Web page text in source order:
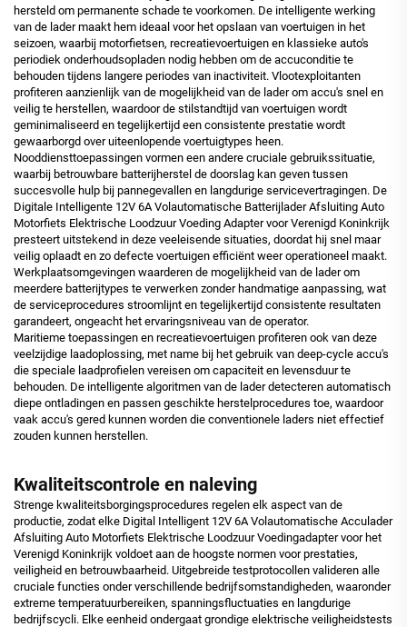
hersteld om permanente schade te voorkomen. De intelligente werking
van de lader maakt hem ideaal voor het opslaan van voertuigen in het
seizoen, waarbij motorfietsen, recreatievoertuigen en klassieke auto's
periodiek onderhoudsopladen nodig hebben om de accuconditie te
behouden tijdens langere periodes van inactiviteit. Vlootexploitanten
profiteren aanzienlijk van de mogelijkheid van de lader om accu's snel en
veilig te herstellen, waardoor de stilstandtijd van voertuigen wordt
geminimaliseerd en tegelijkertijd een consistente prestatie wordt
gewaarborgd over uiteenlopende voertuigtypes heen.
Nooddiensttoepassingen vormen een andere cruciale gebruikssituatie,
waarbij betrouwbare batterijherstel de doorslag kan geven tussen
succesvolle hulp bij pannegevallen en langdurige servicevertragingen. De
Digitale Intelligente 12V 6A Volautomatische Batterijlader Afsluiting Auto
Motorfiets Elektrische Loodzuur Voeding Adapter voor Verenigd Koninkrijk
presteert uitstekend in deze veeleisende situaties, doordat hij snel maar
veilig oplaadt en zo defecte voertuigen efficiënt weer operationeel maakt.
Werkplaatsomgevingen waarderen de mogelijkheid van de lader om
meerdere batterijtypes te verwerken zonder handmatige aanpassing, wat
de serviceprocedures stroomlijnt en tegelijkertijd consistente resultaten
garandeert, ongeacht het ervaringsniveau van de operator.
Maritieme toepassingen en recreatievoertuigen profiteren ook van deze
veelzijdige laadoplossing, met name bij het gebruik van deep-cycle accu's
die speciale laadprofielen vereisen om capaciteit en levensduur te
behouden. De intelligente algoritmen van de lader detecteren automatisch
diepe ontladingen en passen geschikte herstelprocedures toe, waardoor
vaak accu's gered kunnen worden die conventionele laders niet effectief
zouden kunnen herstellen.
Kwaliteitscontrole en naleving
Strenge kwaliteitsborgingsprocedures regelen elk aspect van de
productie, zodat elke Digital Intelligent 12V 6A Volautomatische Acculader
Afsluiting Auto Motorfiets Elektrische Loodzuur Voedingadapter voor het
Verenigd Koninkrijk voldoet aan de hoogste normen voor prestaties,
veiligheid en betrouwbaarheid. Uitgebreide testprotocollen valideren alle
cruciale functies onder verschillende bedrijfsomstandigheden, waaronder
extreme temperatuurbereiken, spanningsfluctuaties en langdurige
bedrijfscycli. Elke eenheid ondergaat grondige elektrische veiligheidstests